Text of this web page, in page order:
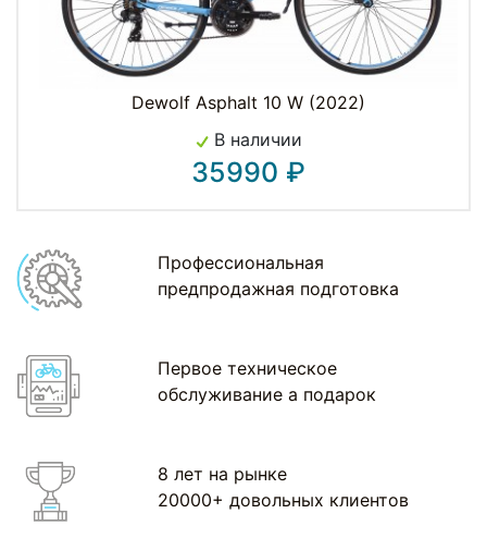
Dewolf Asphalt 10 W (2022)
В наличии
35990 ₽
Профессиональная
предпродажная подготовка
Первое техническое
обслуживание а подарок
8 лет на рынке
20000+ довольных клиентов